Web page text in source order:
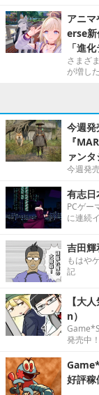
アニ
erse新
「進
さまざ
が増し
今週
『
ァン
今週発
有志日
PCゲー
に連続
吉田輝
もはや
記
【大
n）
発売中！
好評稼